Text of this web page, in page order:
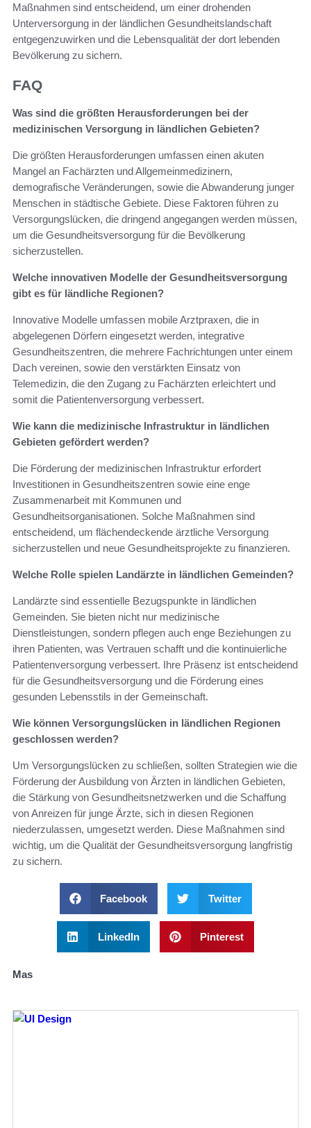
Maßnahmen sind entscheidend, um einer drohenden
Unterversorgung in der ländlichen Gesundheitslandschaft
entgegenzuwirken und die Lebensqualität der dort lebenden
Bevölkerung zu sichern.
FAQ
Was sind die größten Herausforderungen bei der
medizinischen Versorgung in ländlichen Gebieten?
Die größten Herausforderungen umfassen einen akuten
Mangel an Fachärzten und Allgemeinmedizinern,
demografische Veränderungen, sowie die Abwanderung junger
Menschen in städtische Gebiete. Diese Faktoren führen zu
Versorgungslücken, die dringend angegangen werden müssen,
um die Gesundheitsversorgung für die Bevölkerung
sicherzustellen.
Welche innovativen Modelle der Gesundheitsversorgung
gibt es für ländliche Regionen?
Innovative Modelle umfassen mobile Arztpraxen, die in
abgelegenen Dörfern eingesetzt werden, integrative
Gesundheitszentren, die mehrere Fachrichtungen unter einem
Dach vereinen, sowie den verstärkten Einsatz von
Telemedizin, die den Zugang zu Fachärzten erleichtert und
somit die Patientenversorgung verbessert.
Wie kann die medizinische Infrastruktur in ländlichen
Gebieten gefördert werden?
Die Förderung der medizinischen Infrastruktur erfordert
Investitionen in Gesundheitszentren sowie eine enge
Zusammenarbeit mit Kommunen und
Gesundheitsorganisationen. Solche Maßnahmen sind
entscheidend, um flächendeckende ärztliche Versorgung
sicherzustellen und neue Gesundheitsprojekte zu finanzieren.
Welche Rolle spielen Landärzte in ländlichen Gemeinden?
Landärzte sind essentielle Bezugspunkte in ländlichen
Gemeinden. Sie bieten nicht nur medizinische
Dienstleistungen, sondern pflegen auch enge Beziehungen zu
ihren Patienten, was Vertrauen schafft und die kontinuierliche
Patientenversorgung verbessert. Ihre Präsenz ist entscheidend
für die Gesundheitsversorgung und die Förderung eines
gesunden Lebensstils in der Gemeinschaft.
Wie können Versorgungslücken in ländlichen Regionen
geschlossen werden?
Um Versorgungslücken zu schließen, sollten Strategien wie die
Förderung der Ausbildung von Ärzten in ländlichen Gebieten,
die Stärkung von Gesundheitsnetzwerken und die Schaffung
von Anreizen für junge Ärzte, sich in diesen Regionen
niederzulassen, umgesetzt werden. Diese Maßnahmen sind
wichtig, um die Qualität der Gesundheitsversorgung langfristig
zu sichern.
Facebook Twitter
LinkedIn Pinterest
Mas